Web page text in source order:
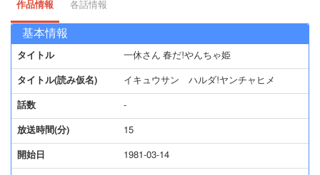
作品情報 各話情報
基本情報
タイトル 一休さん 春だ!やんちゃ姫
タイトル(読み仮名) イキュウサン ハルダ!ヤンチャヒメ
話数 -
放送時間(分) 15
開始日 1981-03-14